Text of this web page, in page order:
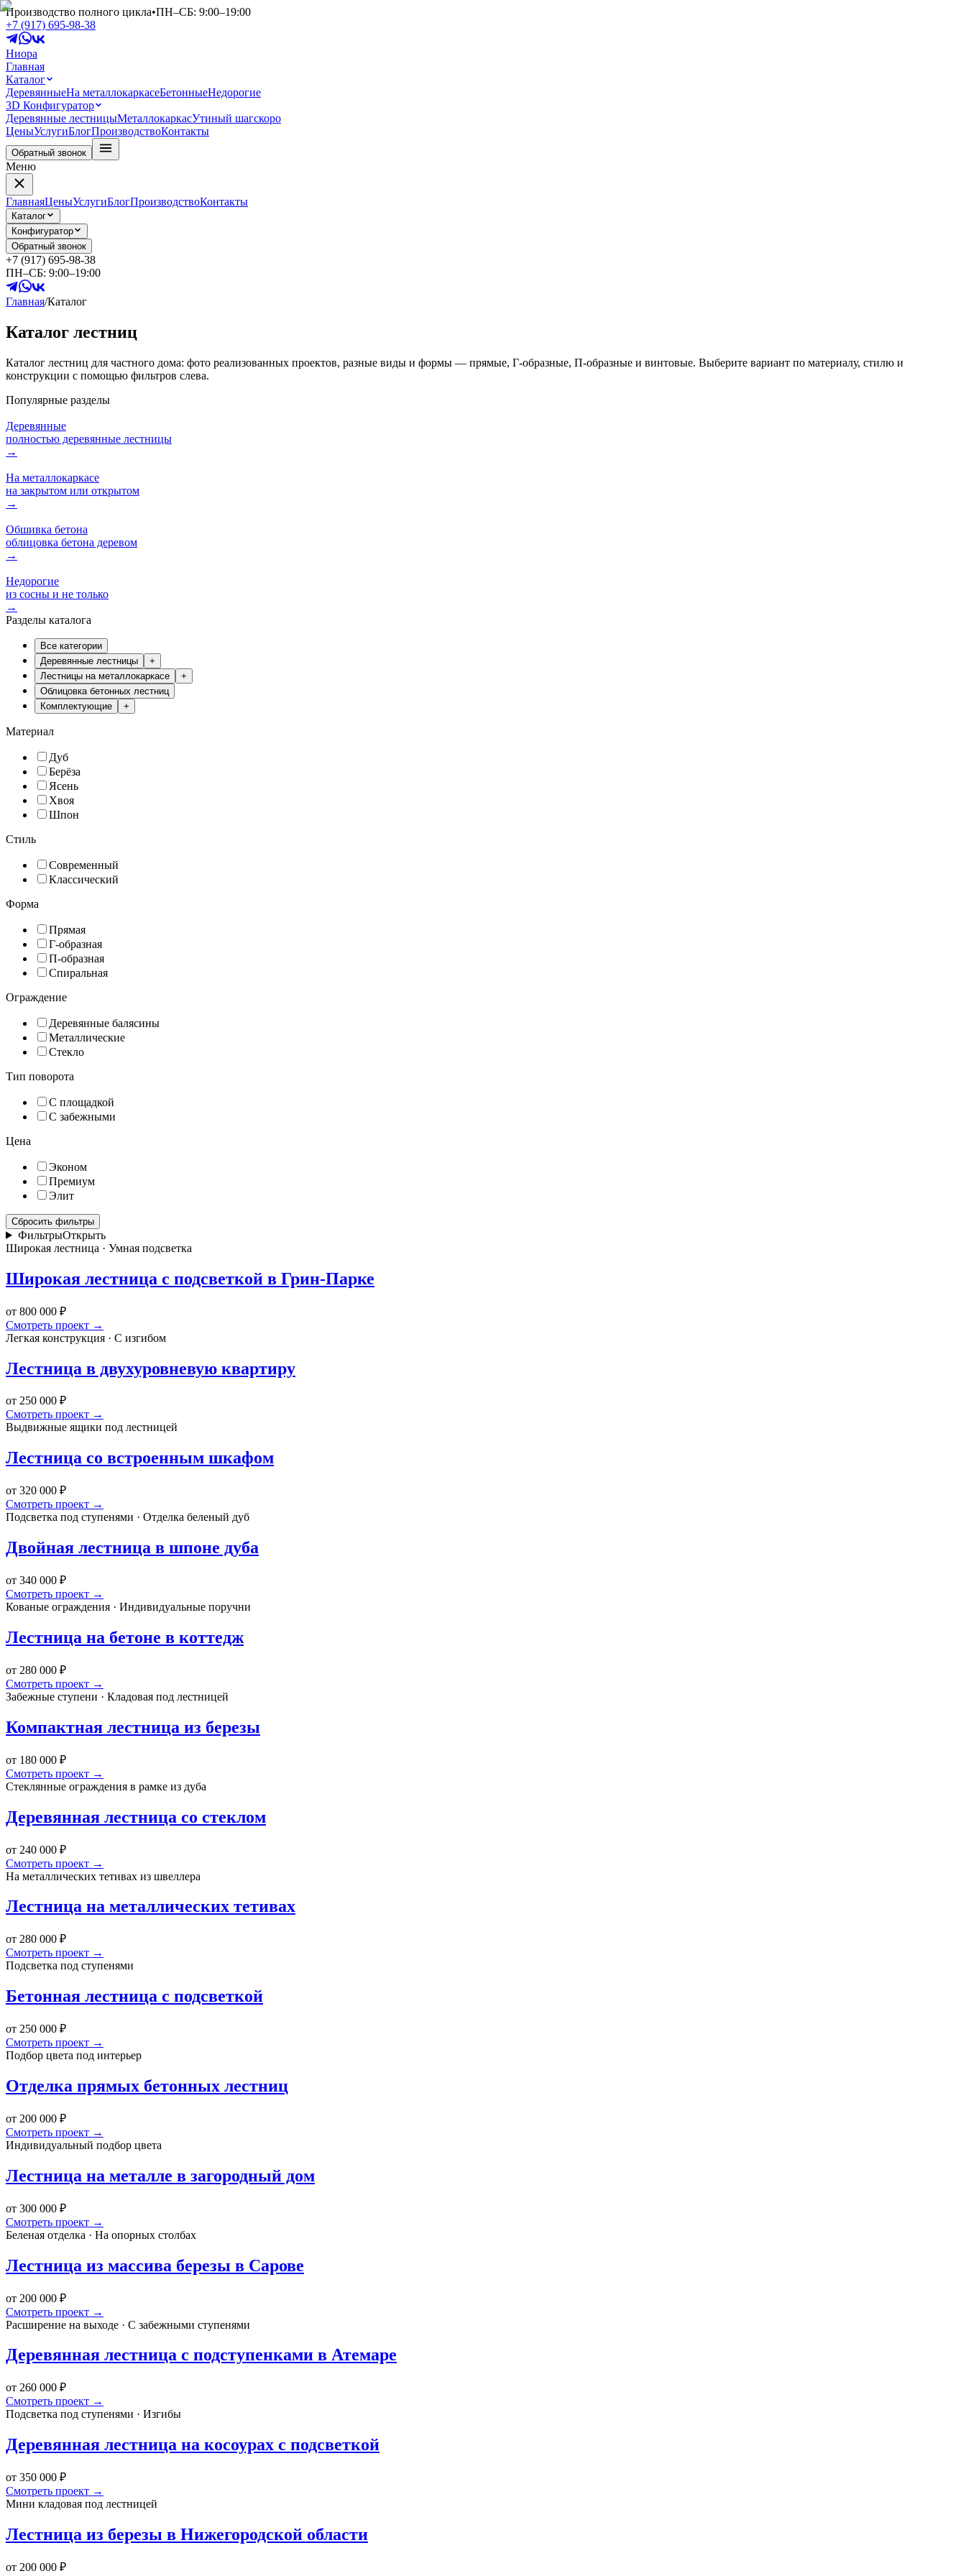
Производство полного цикла•ПН–СБ: 9:00–19:00
+7 (917) 695-98-38
Ниора
Главная
Каталог
ДеревянныеНа металлокаркасеБетонныеНедорогие
3D Конфигуратор
Деревянные лестницыМеталлокаркасУтиный шагскоро
ЦеныУслугиБлогПроизводствоКонтакты
Обратный звонок
Меню
ГлавнаяЦеныУслугиБлогПроизводствоКонтакты
Каталог
Конфигуратор
Обратный звонок
+7 (917) 695-98-38
ПН–СБ: 9:00–19:00
Главная/Каталог
Каталог лестниц
Каталог лестниц для частного дома: фото реализованных проектов, разные виды и формы — прямые, Г-образные, П-образные и винтовые. Выберите вариант по материалу, стилю и
конструкции с помощью фильтров слева.
Популярные разделы
Деревянные
полностью деревянные лестницы
→
На металлокаркасе
на закрытом или открытом
→
Обшивка бетона
облицовка бетона деревом
→
Недорогие
из сосны и не только
→
Разделы каталога
Все категории
Деревянные лестницы
+
Лестницы на металлокаркасе
+
Облицовка бетонных лестниц
Комплектующие
+
Материал
Дуб
Берёза
Ясень
Хвоя
Шпон
Стиль
Современный
Классический
Форма
Прямая
Г-образная
П-образная
Спиральная
Ограждение
Деревянные балясины
Металлические
Стекло
Тип поворота
С площадкой
С забежными
Цена
Эконом
Премиум
Элит
Сбросить фильтры
ФильтрыОткрыть
Широкая лестница · Умная подсветка
Широкая лестница с подсветкой в Грин-Парке
от 800 000 ₽
Смотреть проект →
Легкая конструкция · С изгибом
Лестница в двухуровневую квартиру
от 250 000 ₽
Смотреть проект →
Выдвижные ящики под лестницей
Лестница со встроенным шкафом
от 320 000 ₽
Смотреть проект →
Подсветка под ступенями · Отделка беленый дуб
Двойная лестница в шпоне дуба
от 340 000 ₽
Смотреть проект →
Кованые ограждения · Индивидуальные поручни
Лестница на бетоне в коттедж
от 280 000 ₽
Смотреть проект →
Забежные ступени · Кладовая под лестницей
Компактная лестница из березы
от 180 000 ₽
Смотреть проект →
Стеклянные ограждения в рамке из дуба
Деревянная лестница со стеклом
от 240 000 ₽
Смотреть проект →
На металлических тетивах из швеллера
Лестница на металлических тетивах
от 280 000 ₽
Смотреть проект →
Подсветка под ступенями
Бетонная лестница с подсветкой
от 250 000 ₽
Смотреть проект →
Подбор цвета под интерьер
Отделка прямых бетонных лестниц
от 200 000 ₽
Смотреть проект →
Индивидуальный подбор цвета
Лестница на металле в загородный дом
от 300 000 ₽
Смотреть проект →
Беленая отделка · На опорных столбах
Лестница из массива березы в Сарове
от 200 000 ₽
Смотреть проект →
Расширение на выходе · С забежными ступенями
Деревянная лестница с подступенками в Атемаре
от 260 000 ₽
Смотреть проект →
Подсветка под ступенями · Изгибы
Деревянная лестница на косоурах с подсветкой
от 350 000 ₽
Смотреть проект →
Мини кладовая под лестницей
Лестница из березы в Нижегородской области
от 200 000 ₽